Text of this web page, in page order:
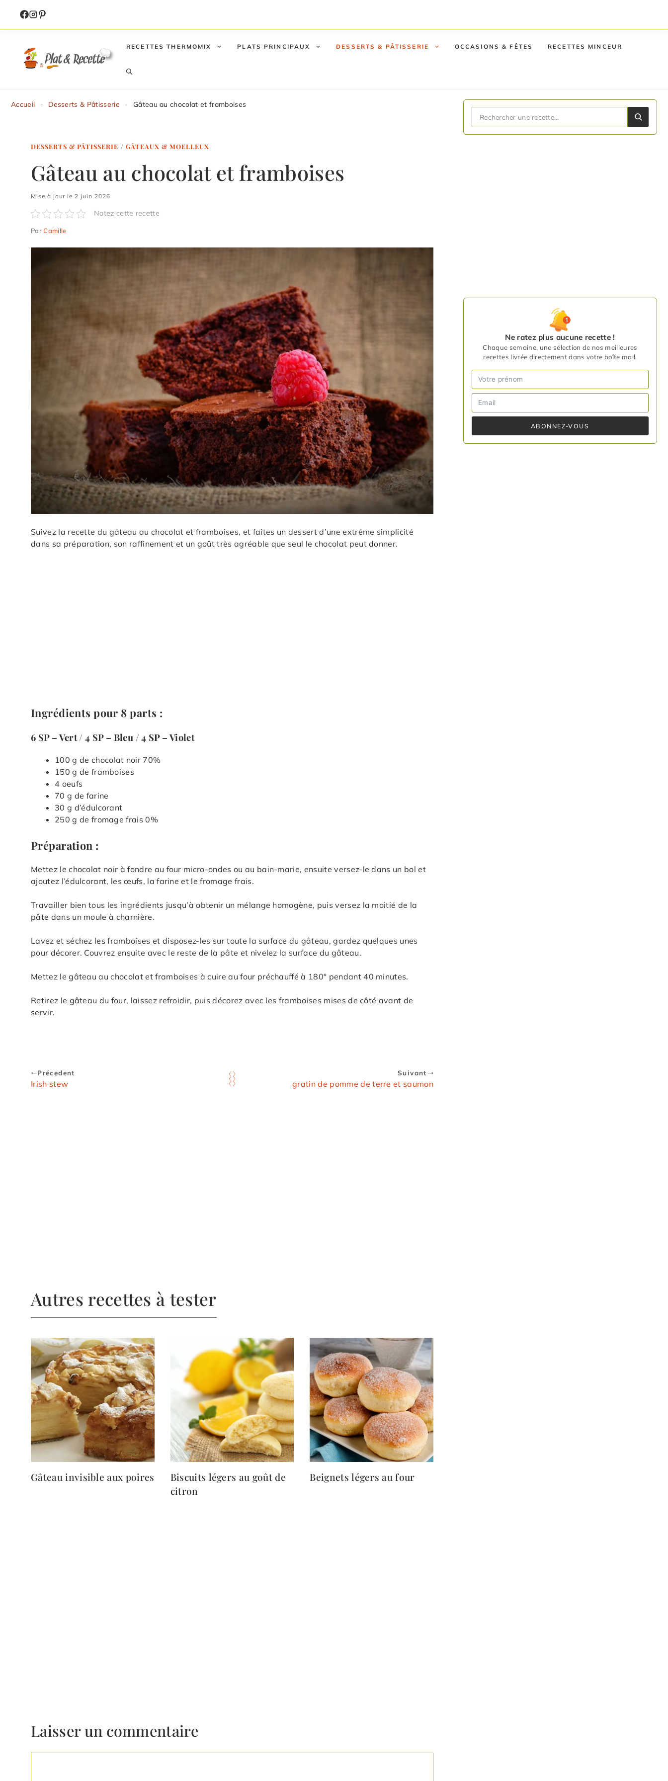
contenu
RECETTES THERMOMIX PLATS PRINCIPAUX DESSERTS & PÂTISSERIE OCCASIONS & FÊTES RECETTES MINCEUR
Accueil - Desserts & Pâtisserie - Gâteau au chocolat et framboises
DESSERTS & PÂTISSERIE / GÂTEAUX & MOELLEUX
Gâteau au chocolat et framboises
Mise à jour le 2 juin 2026
Notez cette recette
ParCamille
Suivez la recette du gâteau au chocolat et framboises, et faites un dessert d’une extrême simplicité
dans sa préparation, son raffinement et un goût très agréable que seul le chocolat peut donner.
Ingrédients pour 8 parts :
6 SP – Vert / 4 SP – Bleu / 4 SP – Violet
100 g de chocolat noir 70%
150 g de framboises
4 oeufs
70 g de farine
30 g d’édulcorant
250 g de fromage frais 0%
Préparation :
Mettez le chocolat noir à fondre au four micro-ondes ou au bain-marie, ensuite versez-le dans un bol et
ajoutez l’édulcorant, les œufs, la farine et le fromage frais.
Travailler bien tous les ingrédients jusqu’à obtenir un mélange homogène, puis versez la moitié de la
pâte dans un moule à charnière.
Lavez et séchez les framboises et disposez-les sur toute la surface du gâteau, gardez quelques unes
pour décorer. Couvrez ensuite avec le reste de la pâte et nivelez la surface du gâteau.
Mettez le gâteau au chocolat et framboises à cuire au four préchauffé à 180° pendant 40 minutes.
Retirez le gâteau du four, laissez refroidir, puis décorez avec les framboises mises de côté avant de
servir.
Précedent
Irish stew
Suivant
gratin de pomme de terre et saumon
Autres recettes à tester
Gâteau invisible aux poires
Biscuits légers au goût de
citron
Beignets légers au four
Laisser un commentaire
Ne ratez plus aucune recette !
Chaque semaine, une sélection de nos meilleures
recettes livrée directement dans votre boîte mail.
ABONNEZ-VOUS